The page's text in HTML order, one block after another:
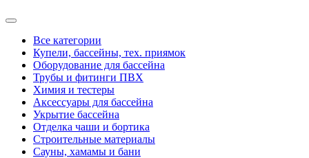
Все категории
Купели, бассейны, тех. приямок
Оборудование для бассейна
Трубы и фитинги ПВХ
Химия и тестеры
Аксессуары для бассейна
Укрытие бассейна
Отделка чаши и бортика
Строительные материалы
Сауны, хамамы и бани